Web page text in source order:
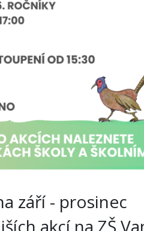
září - prosinec
akcí na ZŠ